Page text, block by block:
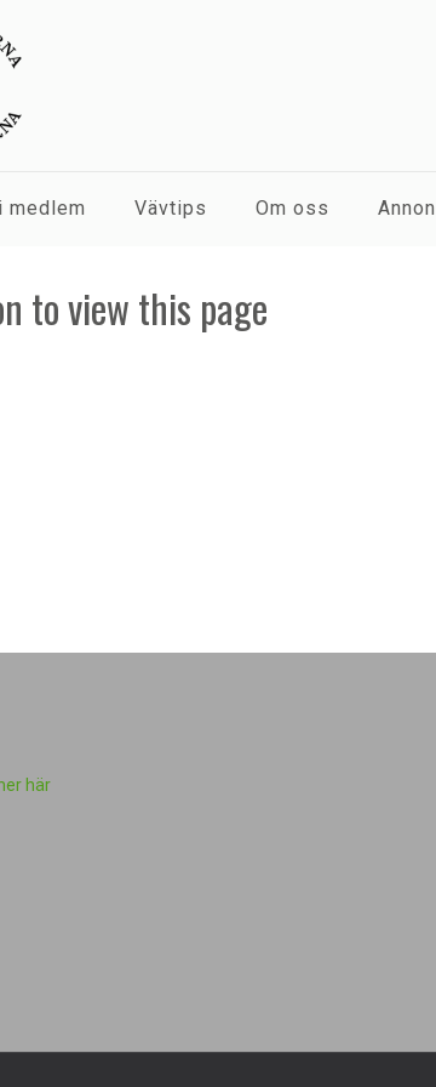
medlem Vävtips Om oss
to view this page
här